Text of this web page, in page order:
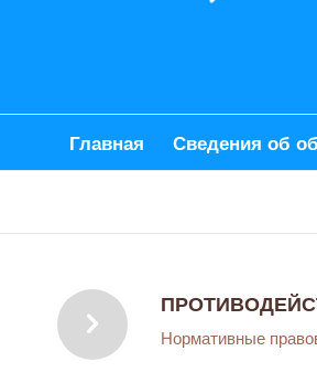
Главная Сведения об
Нормативные